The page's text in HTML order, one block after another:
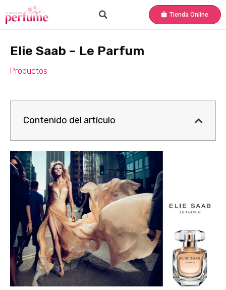
Tienda Online
Elie Saab – Le Parfum
Productos
Contenido del artículo